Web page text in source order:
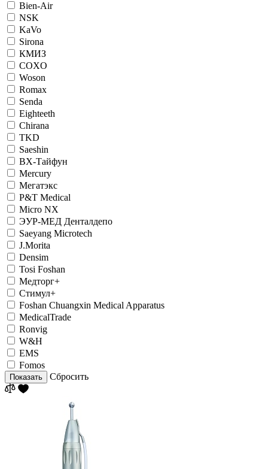
Bien-Air
NSK
KaVo
Sirona
КМИЗ
COXO
Woson
Romax
Senda
Eighteeth
Chirana
TKD
Saeshin
ВХ-Тайфун
Mercury
Мегатэкс
P&T Medical
Micro NX
ЭУР-МЕД Денталдепо
Saeyang Microtech
J.Morita
Densim
Tosi Foshan
Медторг+
Стимул+
Foshan Chuangxin Medical Apparatus
MedicalTrade
Ronvig
W&H
EMS
Fomos
Показать Сбросить